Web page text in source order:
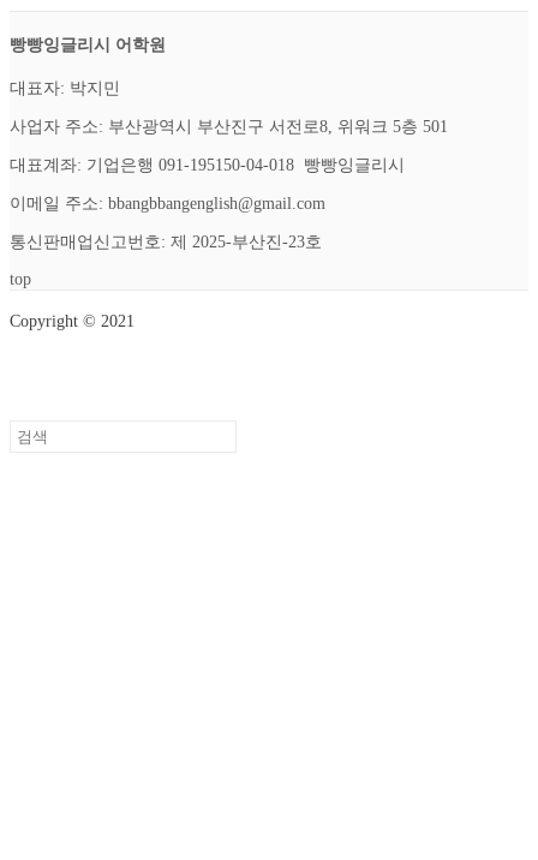
빵빵잉글리시 어학원
대표자: 박지민
사업자 주소: 부산광역시 부산진구 서전로8, 위워크 5층 501
대표계좌: 기업은행 091-195150-04-018 빵빵잉글리시
이메일 주소: bbangbbangenglish@gmail.com
통신판매업신고번호: 제 2025-부산진-23호
top
Copyright © 2021